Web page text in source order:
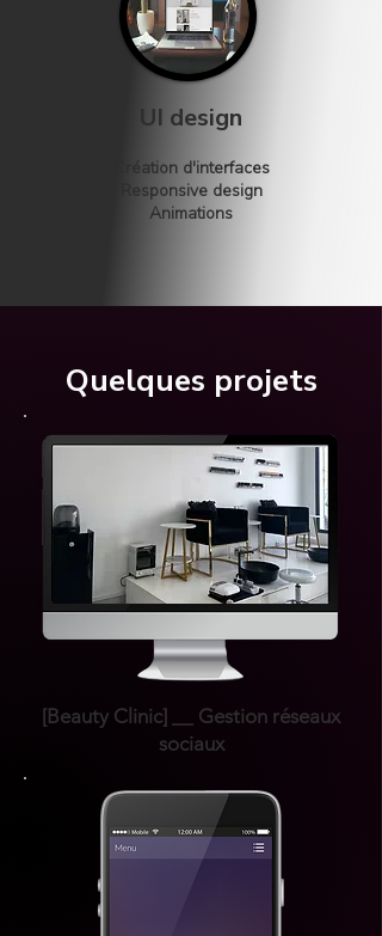
UI design
Création d'interfaces
Responsive design
Animations
Quelques projets
[Beauty Clinic] __ Gestion réseaux
sociaux